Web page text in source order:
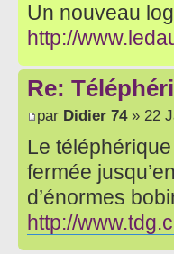
Un nouveau
http://
Re:
par Didier 74» 22
Le
fermée
d’énormes
http://